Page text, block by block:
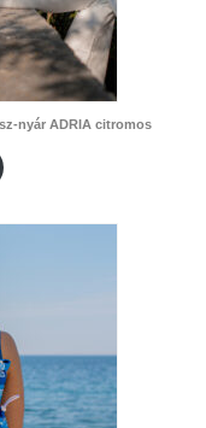
nyár ADRIA citromos